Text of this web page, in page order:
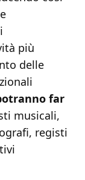
più
delle
far
musicali,
registi